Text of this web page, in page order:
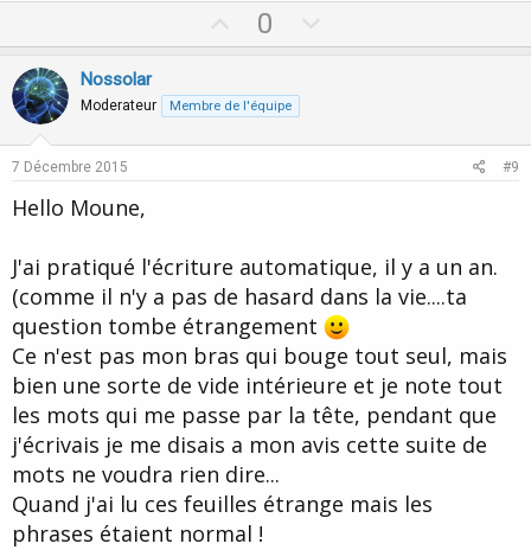
p
o
t
0
o
v
Nossolar
Moderateur Membre de l'équipe
7 Décembre 2015 #9
Hello Moune,
J'ai pratiqué l'écriture automatique, il y a un an.
(comme il n'y a pas de hasard dans la vie....ta
question tombe étrangement
Ce n'est pas mon bras qui bouge tout seul, mais
bien une sorte de vide intérieure et je note tout
les mots qui me passe par la tête, pendant que
j'écrivais je me disais a mon avis cette suite de
mots ne voudra rien dire...
Quand j'ai lu ces feuilles étrange mais les
phrases étaient normal !